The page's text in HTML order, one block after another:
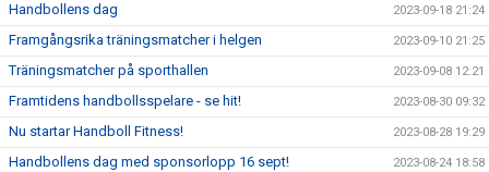
Handbollens dag 2023-09-18 21:24
Framgångsrika träningsmatcher i helgen 2023-09-10 21:25
Träningsmatcher på sporthallen 2023-09-08 12:21
Framtidens handbollsspelare - se hit! 2023-08-30 09:32
Nu startar Handboll Fitness! 2023-08-28 19:29
Handbollens dag med sponsorlopp 16 sept! 2023-08-24 18:58